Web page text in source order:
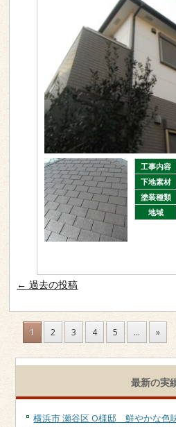
工事内容
下地素材
塗装種類
地域
投稿ナビゲーション
← 過去の投稿
1 2 3 4 5 ... »
最新の実
横浜市 瀬谷区 O様邸 鮮やかな色